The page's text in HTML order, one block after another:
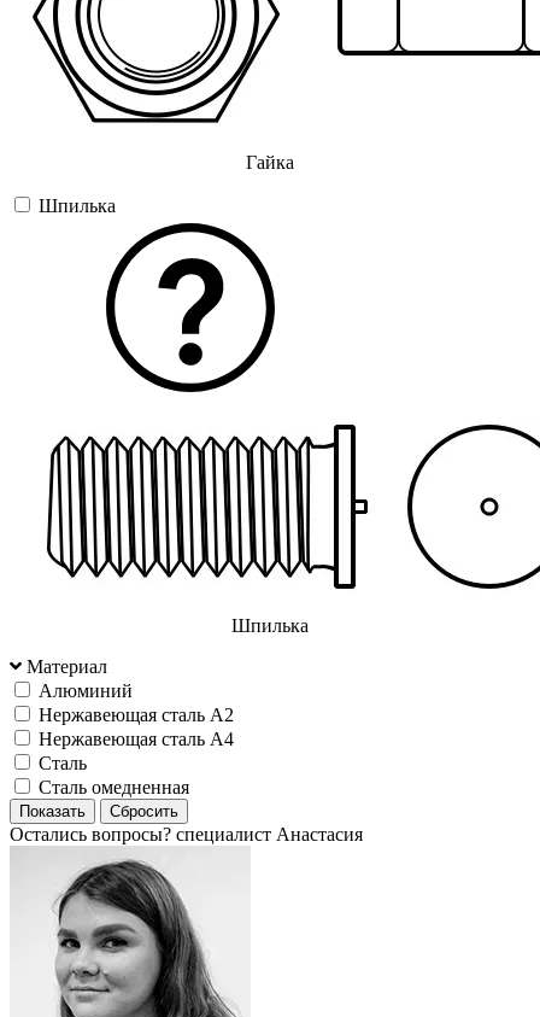
Гайка
Шпилька
Шпилька
Материал
Алюминий
Нержавеющая сталь А2
Нержавеющая сталь А4
Сталь
Сталь омедненная
Остались вопросы? специалист Анастасия